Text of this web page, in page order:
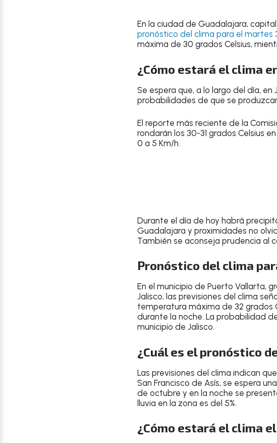
En la ciudad de Guadalajara,
pronóstico del clima para el martes
máxima de 30 grados Celsius,
¿Cómo estará el clima
Se espera que, a lo largo del día,
probabilidades de que se
El reporte más reciente de la
rondarán los 30-31 grados Celsius
0 a 5 Km/h.
Durante el día de hoy habrá
Guadalajara y proximidades no
También se aconseja prudencia al
Pronóstico del clima
En el municipio de Puerto Vallarta,
Jalisco, las previsiones del clima
temperatura máxima de 32 grados
durante la noche. La probabilidad
municipio de Jalisco.
¿Cuál es el pronóstico
Las previsiones del clima indican
San Francisco de Asís, se espera una
de octubre y en la noche se
lluvia en la zona es del 5%.
¿Cómo estará el clima